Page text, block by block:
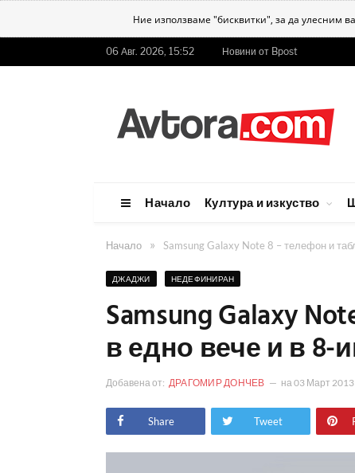
Ние използваме "бисквитки", за да улесним
06 Авг. 2026, 15:52 Новини от Bpost
Начало Култура и изкуство
Начало » Samsung Galaxy Note 8 – телефон и
ДЖАДЖИ НЕДЕФИНИРАН
Samsung Galaxy
в едно вече и в
Добавена от: ДРАГОМИР ДОНЧЕВ на03 Март 2013
Share Tweet